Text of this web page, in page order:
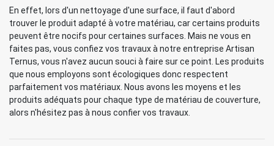
En effet, lors d'un nettoyage d'une surface, il faut d'abord
trouver le produit adapté à votre matériau, car certains produits
peuvent être nocifs pour certaines surfaces. Mais ne vous en
faites pas, vous confiez vos travaux à notre entreprise Artisan
Ternus, vous n'avez aucun souci à faire sur ce point. Les produits
que nous employons sont écologiques donc respectent
parfaitement vos matériaux. Nous avons les moyens et les
produits adéquats pour chaque type de matériau de couverture,
alors n'hésitez pas à nous confier vos travaux.